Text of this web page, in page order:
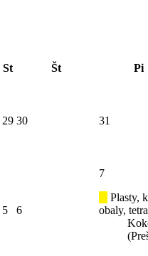
St Št
Pi
29 30 31
5 6
7
Plasty,
obaly,